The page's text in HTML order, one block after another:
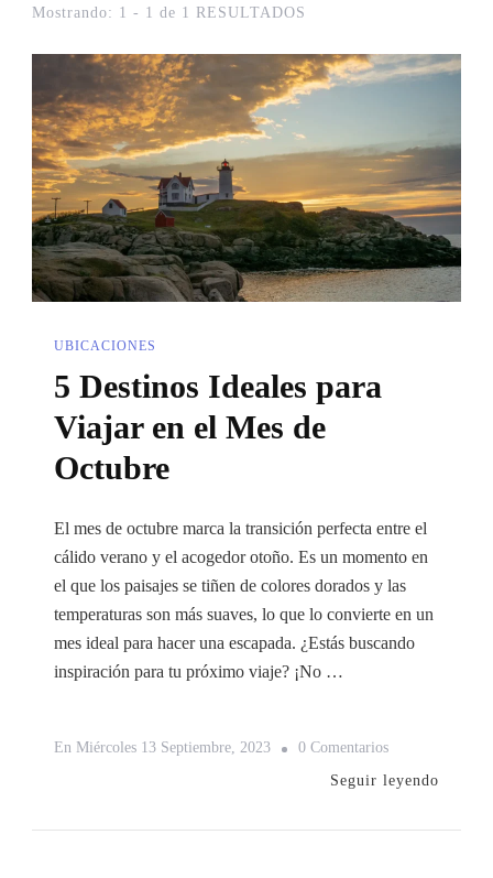
Mostrando: 1 - 1 de 1 RESULTADOS
UBICACIONES
5 Destinos Ideales para
Viajar en el Mes de
Octubre
El mes de octubre marca la transición perfecta entre el
cálido verano y el acogedor otoño. Es un momento en
el que los paisajes se tiñen de colores dorados y las
temperaturas son más suaves, lo que lo convierte en un
mes ideal para hacer una escapada. ¿Estás buscando
inspiración para tu próximo viaje? ¡No …
En Miércoles 13 Septiembre, 2023 0 ComentariosEn
5
Seguir leyendo